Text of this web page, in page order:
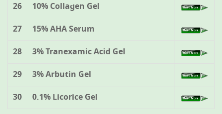
26
10% Collagen Gel
27
15% AHA Serum
28
3% Tranexamic Acid Gel
29
3% Arbutin Gel
30
0.1% Licorice Gel